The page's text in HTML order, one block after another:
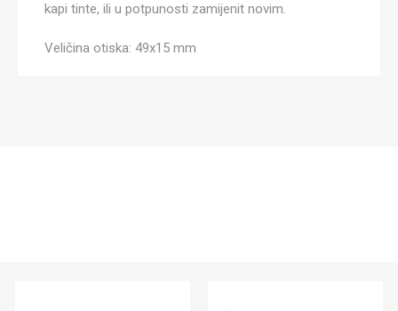
kapi tinte, ili u potpunosti zamijenit novim.
Veličina otiska: 49x15 mm